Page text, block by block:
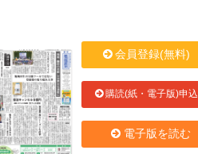
会員登録(無料)
購読(紙・電子版)申込
電子版を読む